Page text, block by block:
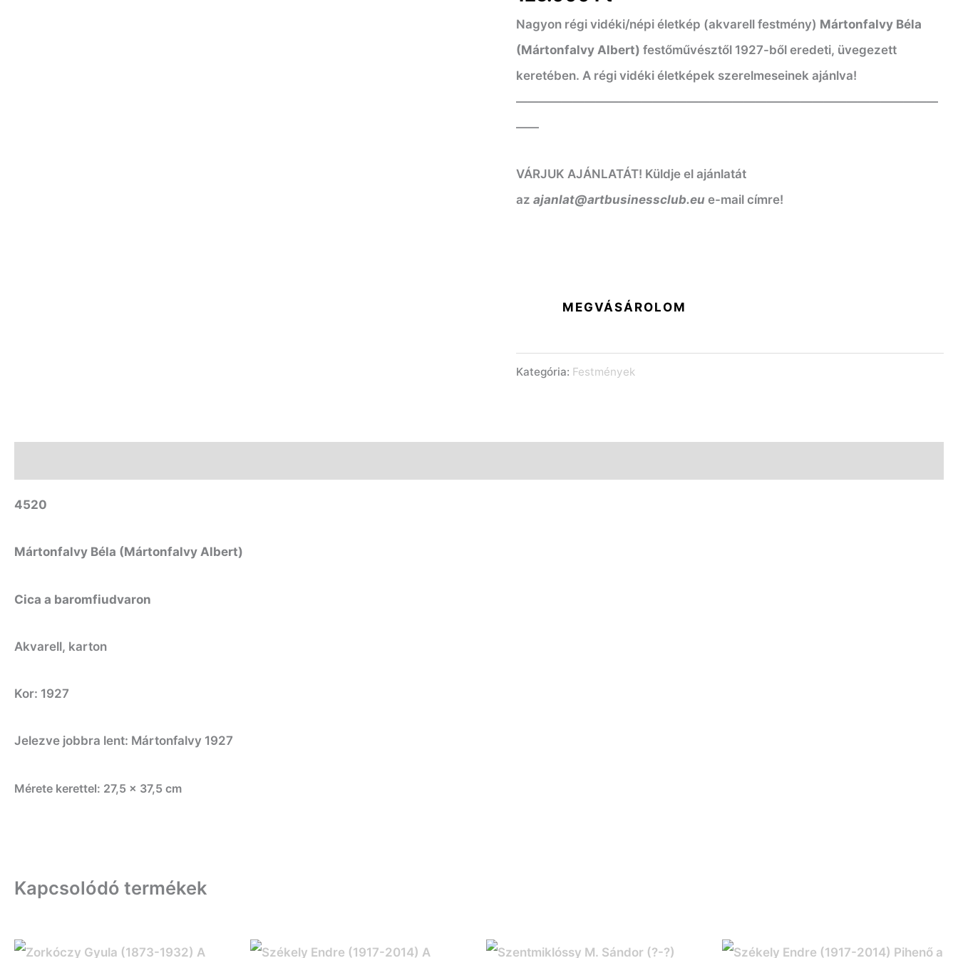
Nagyon régi vidéki/népi életkép (akvarell festmény) Mártonfalvy Béla
(Mártonfalvy Albert) festőművésztől 1927-ből eredeti, üvegezett
keretében. A régi vidéki életképek szerelmeseinek ajánlva!
—————————————————————————————————————
——
VÁRJUK AJÁNLATÁT! Küldje el ajánlatát
azajanlat@artbusinessclub.eu e-mail címre!
MEGVÁSÁROLOM
Kategória: Festmények
4520
Mártonfalvy Béla (Mártonfalvy Albert)
Cica a baromfiudvaron
Akvarell, karton
Kor: 1927
Jelezve jobbra lent: Mártonfalvy 1927
Mérete kerettel: 27,5 x 37,5 cm
Kapcsolódó termékek